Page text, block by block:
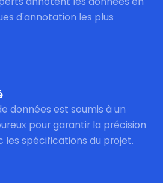
d'annotation les plus
données est soumis à un
pour garantir la précision
spécifications du projet.